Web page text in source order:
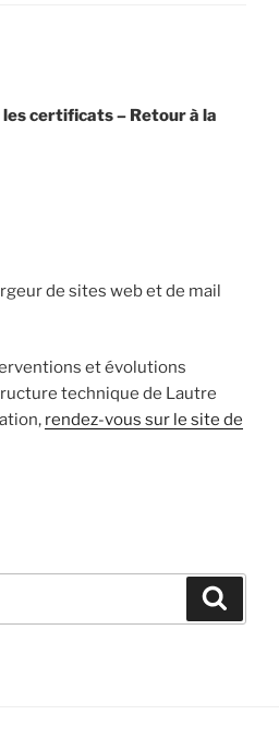
certificats – Retour à la
de sites web et de mail
et évolutions
technique de Lautre
rendez-vous sur le site de